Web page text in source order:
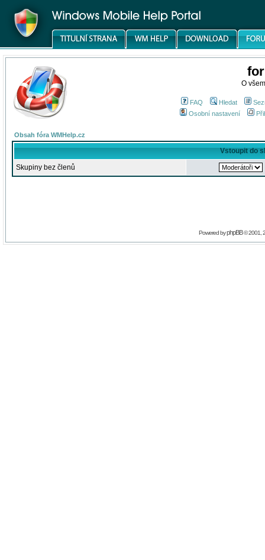
O
FAQ Hledat
Osobní nastavení
Obsah fóra WMHelp.cz
Vstoupit do
Skupiny bez členů
Powered byphpBB© 2001,